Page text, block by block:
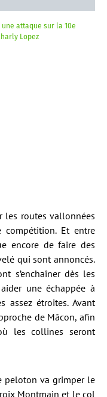
attaque sur la 10e
Lopez
les routes vallonnées
compétition. Et entre
encore de faire des
qui sont annoncés.
s’enchaîner dès les
une échappée à
assez étroites. Avant
de Mâcon, afin
les collines seront
peloton va grimper le
Montmain et le col